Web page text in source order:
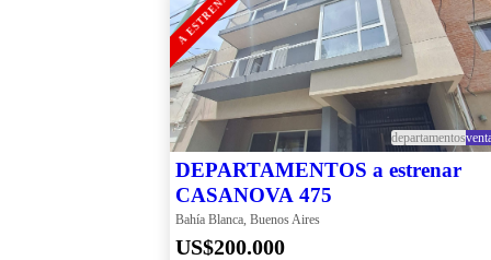
A ESTRENAR
departamentos
DEPARTAMENTOS a estrenar
CASANOVA 475
Bahía Blanca, Buenos Aires
US$200.000